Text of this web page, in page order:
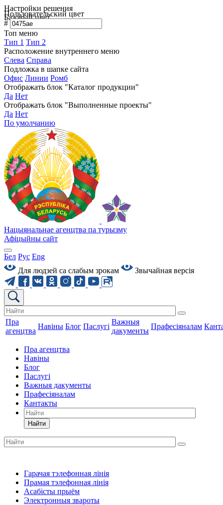
Настройки решения
Базовый цвет
Пользовательский цвет
#
Топ меню
Тип 1 Тип 2
Расположение внутреннего меню
Слева Справа
Подложка в шапке сайта
Офис Линии Ромб
Отображать блок "Каталог продукции"
Да Нет
Отображать блок "Выполненные проекты"
Да Нет
По умолчанию
Нацыянальнае агенцтва па турызму
Афіцыйны сайт
Бел Рус Eng
Для людзей са слабым зрокам
Звычайная версiя
Пра
агенцтва
Навіны Блог Паслугі
Важныя
дакументы
Прафесіяналам
Пра агенцтва
Навіны
Блог
Паслугі
Важныя дакументы
Прафесіяналам
Кантакты
Найти
Гарачая тэлефонная лінія
Прамая тэлефонная лінія
Асабісты прыём
Электронныя звароты